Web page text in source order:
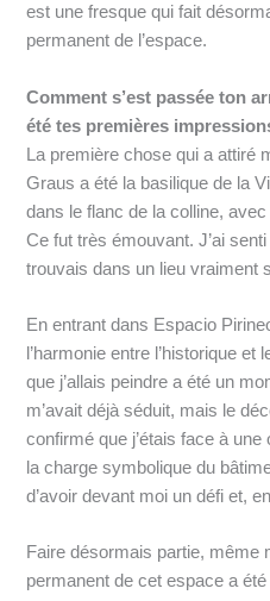
est une fresque qui fait
permanent de l’espace.
Comment s’est passée ton
été tes premières
La première chose qui a attiré
Graus a été la basilique de la
dans le flanc de la colline,
Ce fut très émouvant. J’ai
trouvais dans un lieu vraiment
En entrant dans Espacio
l’harmonie entre l’historique
que j’allais peindre a été un
m’avait déjà séduit, mais le
confirmé que j’étais face à une
la charge symbolique du
d’avoir devant moi un défi et,
Faire désormais partie, même
permanent de cet espace a